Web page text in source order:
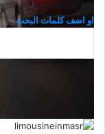
او اضف كلمات البحث